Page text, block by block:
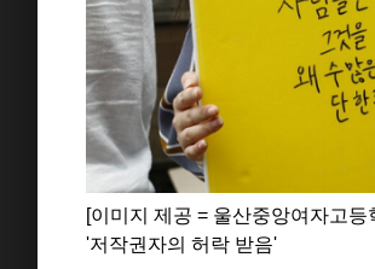
[이미지 제공 = 울산중앙여자고등
'저작권자의 허락 받음'